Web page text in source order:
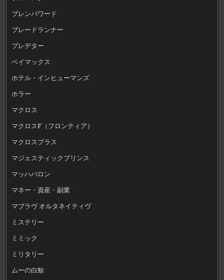
ブレンパワード
ブレードランナー
プレデター
ベイマックス
ホテル・インヒューマンズ
ホラー
マクロス
マクロスF（フロンティア）
マクロスプラス
マジェスティックプリンス
マッハバロン
マネー・資産・副業
マブラヴ オルタネイティヴ
ミステリー
ミミック
ミリタリー
ムーの白鯨